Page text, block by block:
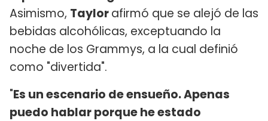
Asimismo, Taylorafirmó que se alejó de las
bebidas alcohólicas, exceptuando la
noche de los Grammys, a la cual definió
como "divertida".
"Es un escenario de ensueño. Apenas
puedo hablar porque he estado